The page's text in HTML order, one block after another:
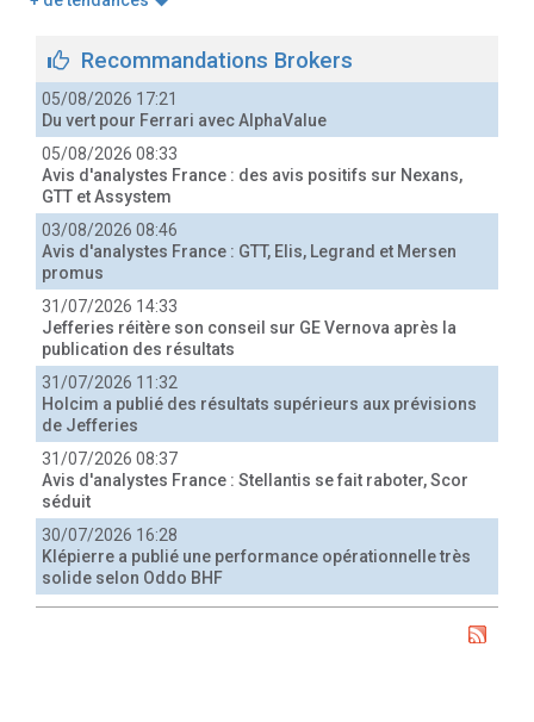
Recommandations Brokers
05/08/2026 17:21
Du vert pour Ferrari avec AlphaValue
05/08/2026 08:33
Avis d'analystes France : des avis positifs sur Nexans,
GTT et Assystem
03/08/2026 08:46
Avis d'analystes France : GTT, Elis, Legrand et Mersen
promus
31/07/2026 14:33
Jefferies réitère son conseil sur GE Vernova après la
publication des résultats
31/07/2026 11:32
Holcim a publié des résultats supérieurs aux prévisions
de Jefferies
31/07/2026 08:37
Avis d'analystes France : Stellantis se fait raboter, Scor
séduit
30/07/2026 16:28
Klépierre a publié une performance opérationnelle très
solide selon Oddo BHF